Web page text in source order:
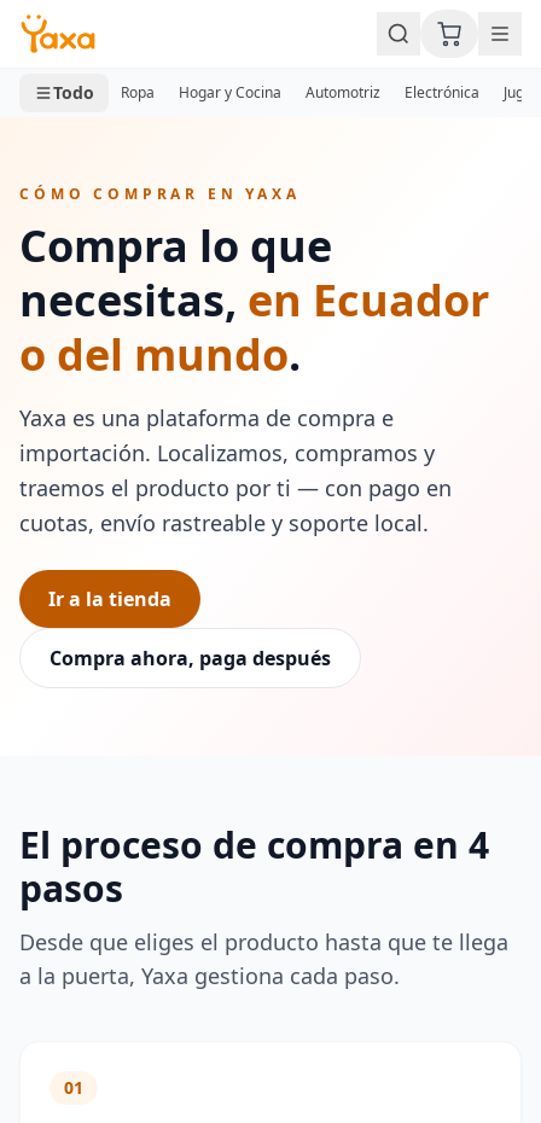
MINI CARRITO
0 productos
Todo Ropa Hogar y Cocina Automotriz Electrónica
CÓMO COMPRAR EN YAXA
Compra lo que
necesitas, en Ecuador
o del mundo.
Yaxa es una plataforma de compra e
importación. Localizamos, compramos y
traemos el producto por ti — con pago en
cuotas, envío rastreable y soporte local.
Ir a la tienda
Compra ahora, paga después
El proceso de compra en 4
pasos
Desde que eliges el producto hasta que te llega
a la puerta, Yaxa gestiona cada paso.
01